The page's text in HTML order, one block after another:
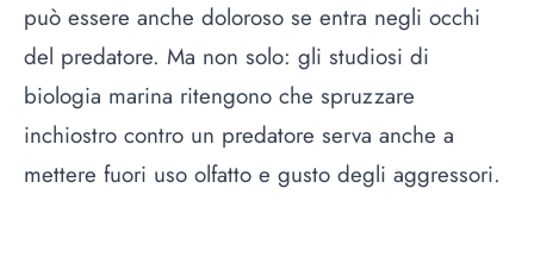
può essere anche doloroso se entra negli occhi
del predatore. Ma non solo: gli studiosi di
biologia marina ritengono che spruzzare
inchiostro contro un predatore serva anche a
mettere fuori uso olfatto e gusto degli aggressori.